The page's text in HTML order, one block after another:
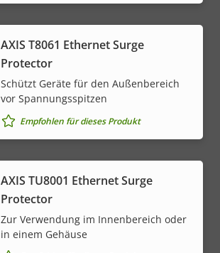
AXIS T8061 Ethernet Surge
Protector
Schützt Geräte für den Außenbereich
vor Spannungsspitzen
Empfohlen für dieses Produkt
AXIS TU8001 Ethernet Surge
Protector
Zur Verwendung im Innenbereich oder
in einem Gehäuse